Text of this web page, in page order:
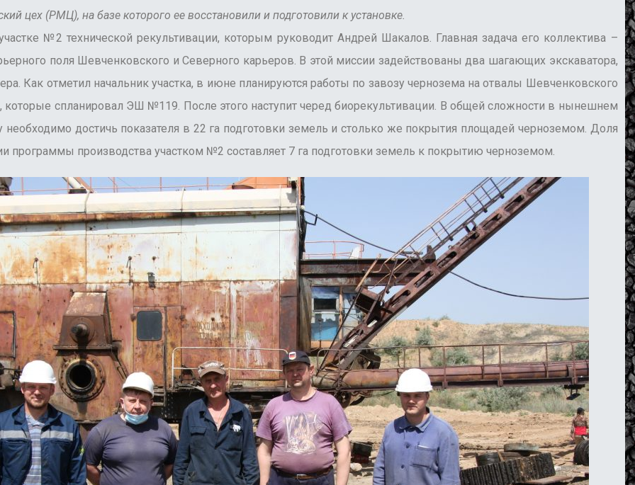
цех (РМЦ), на базе которого ее восстановили и подготовили к установке.
№2 технической рекультивации, которым руководит Андрей Шакалов. Главная задача его коллектива –
поля Шевченковского и Северного карьеров. В этой миссии задействованы два шагающих экскаватора,
Как отметил начальник участка, в июне планируются работы по завозу чернозема на отвалы Шевченковского
которые спланировал ЭШ №119. После этого наступит черед биорекультивации. В общей сложности в нынешнем
необходимо достичь показателя в 22 га подготовки земель и столько же покрытия площадей черноземом. Доля
производства участком №2 составляет 7 га подготовки земель к покрытию черноземом.